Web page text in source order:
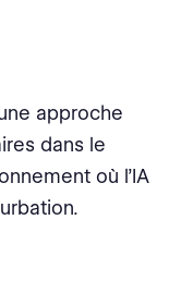
approche
dans le
où l’IA